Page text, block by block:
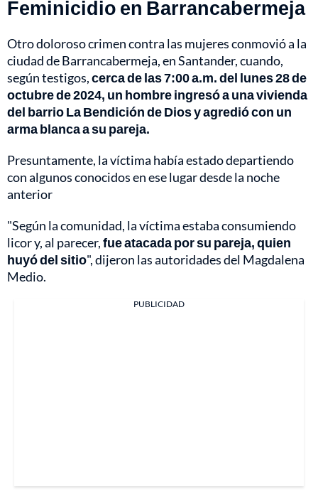
Feminicidio en Barrancabermeja
Otro doloroso crimen contra las mujeres conmovió a la
ciudad de Barrancabermeja, en Santander, cuando,
según testigos,cerca de las 7:00 a.m. del lunes 28 de
octubre de 2024, un hombre ingresó a una vivienda
del barrio La Bendición de Dios y agredió con un
arma blanca a su pareja.
Presuntamente, la víctima había estado departiendo
con algunos conocidos en ese lugar desde la noche
anterior
"Según la comunidad, la víctima estaba consumiendo
licor y, al parecer,fue atacada por su pareja, quien
huyó del sitio", dijeron las autoridades del Magdalena
Medio.
PUBLICIDAD